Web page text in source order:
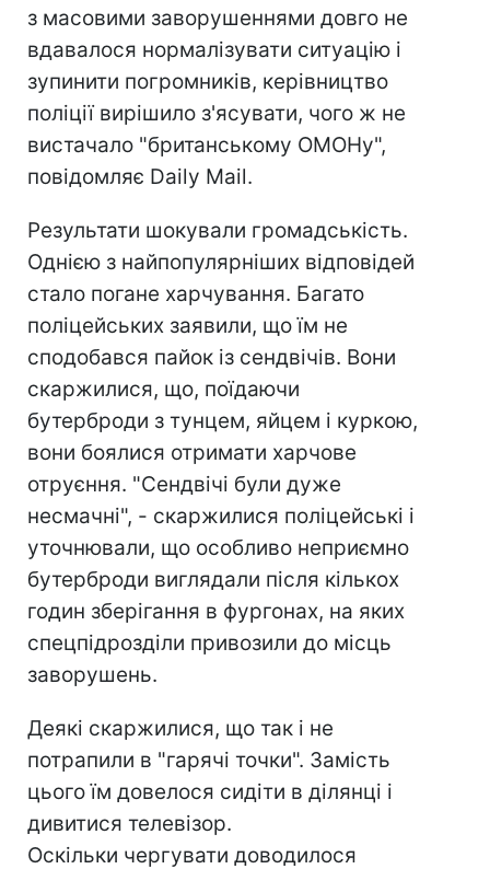
з масовими заворушеннями довго не
вдавалося нормалізувати ситуацію і
зупинити погромників, керівництво
поліції вирішило з'ясувати, чого ж не
вистачало "британському ОМОНу",
повідомляє Daily Mail.
Результати шокували громадськість.
Однією з найпопулярніших відповідей
стало погане харчування. Багато
поліцейських заявили, що їм не
сподобався пайок із сендвічів. Вони
скаржилися, що, поїдаючи
бутерброди з тунцем, яйцем і куркою,
вони боялися отримати харчове
отруєння. "Сендвічі були дуже
несмачні", - скаржилися поліцейські і
уточнювали, що особливо неприємно
бутерброди виглядали після кількох
годин зберігання в фургонах, на яких
спецпідрозділи привозили до місць
заворушень.
Деякі скаржилися, що так і не
потрапили в "гарячі точки". Замість
цього їм довелося сидіти в ділянці і
дивитися телевізор.
Оскільки чергувати доводилося